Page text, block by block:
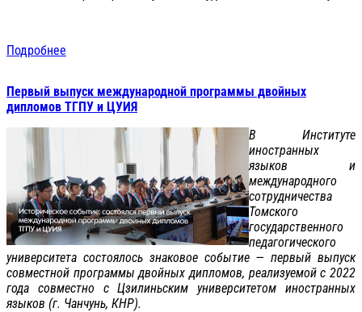
Подробнее
Первый выпуск международной программы двойных
дипломов ТГПУ и ЦУИЯ
В Институте
иностранных
языков и
международного
сотрудничества
Томского
государственного
педагогического
университета состоялось знаковое событие — первый выпуск
совместной программы двойных дипломов, реализуемой с 2022
года совместно с Цзилиньским университетом иностранных
языков (г. Чанчунь, КНР).